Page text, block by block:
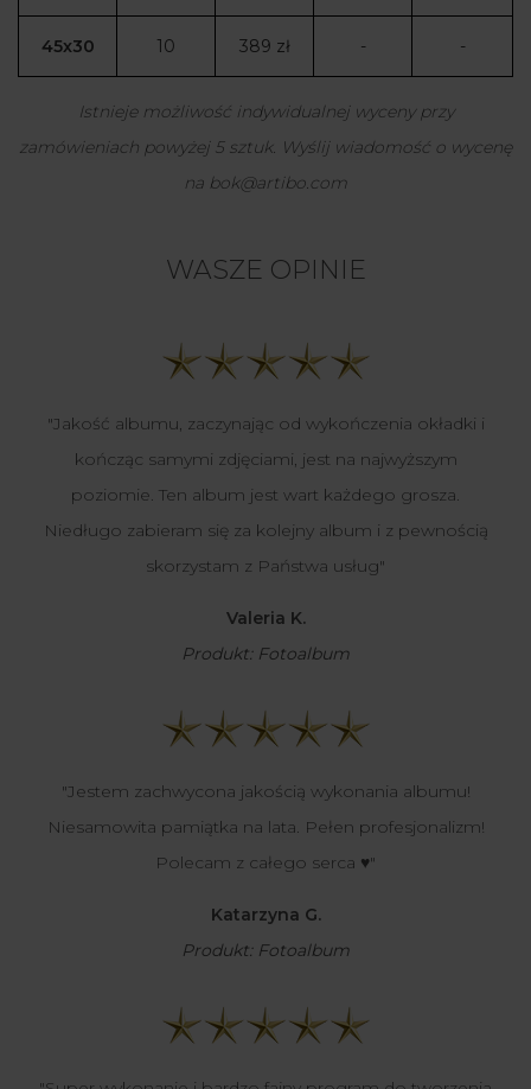
45x30 10 389 zł - -
Istnieje możliwość indywidualnej wyceny przy
zamówieniach powyżej 5 sztuk. Wyślij wiadomość o wycenę
na bok@artibo.com
WASZE OPINIE
"Jakość albumu, zaczynając od wykończenia okładki i
kończąc samymi zdjęciami, jest na najwyższym
poziomie. Ten album jest wart każdego grosza.
Niedługo zabieram się za kolejny album i z pewnością
skorzystam z Państwa usług"
Valeria K.
Produkt: Fotoalbum
"Jestem zachwycona jakością wykonania albumu!
Niesamowita pamiątka na lata. Pełen profesjonalizm!
Polecam z całego serca ♥️"
Katarzyna G.
Produkt: Fotoalbum